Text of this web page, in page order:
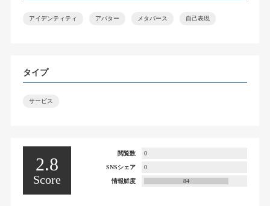
アイデンティティ アバター メタバース 自己表現
タイプ
サービス
2.8
Score
閲覧数 0
SNSシェア 0
情報鮮度 84